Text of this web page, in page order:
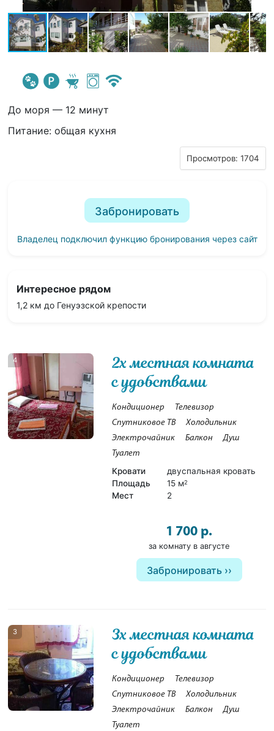
До моря — 12 минут
Питание: общая кухня
Просмотров: 1704
Забронировать
Владелец подключил функцию бронирования через сайт
Интересное рядом
1,2 км до Генуэзской крепости
4
2х местная комната
с удобствами
Кондиционер
Телевизор
Спутниковое ТВ
Холодильник
Электрочайник
Балкон
Душ
Туалет
Кровати
двуспальная кровать
Площадь
15 м2
Мест 2
1 700 р.
за комнату в августе
Забронировать
3
3х местная комната
с удобствами
Кондиционер
Телевизор
Спутниковое ТВ
Холодильник
Электрочайник
Балкон
Душ
Туалет